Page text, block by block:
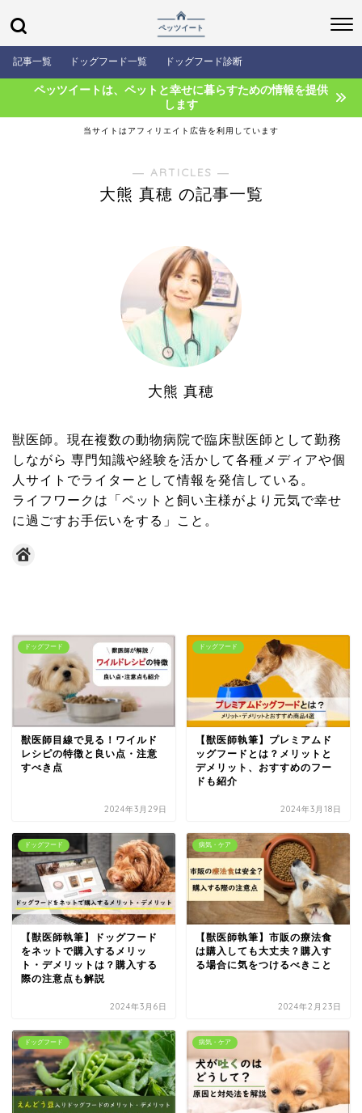
記事一覧 ドッグフード一覧 ドッグフード診断
ペッツイートは、ペットと幸せに暮らすための情報を提供
します
当サイトはアフィリエイト広告を利用しています
― ARTICLES ―
大熊 真穂 の記事一覧
大熊 真穂
獣医師。現在複数の動物病院で臨床獣医師として勤務
しながら 専門知識や経験を活かして各種メディアや個
人サイトでライターとして情報を発信している。
ライフワークは「ペットと飼い主様がより元気で幸せ
に過ごすお手伝いをする」こと。
ドッグフード
獣医師目線で見る！ワイルド
レシピの特徴と良い点・注意
すべき点
2024年3月29日
ドッグフード
【獣医師執筆】プレミアムド
ッグフードとは？メリットと
デメリット、おすすめのフー
ドも紹介
2024年3月18日
ドッグフード
【獣医師執筆】ドッグフード
をネットで購入するメリッ
ト・デメリットは？購入する
際の注意点も解説
2024年3月6日
病気・ケア
【獣医師執筆】市販の療法食
は購入しても大丈夫？購入す
る場合に気をつけるべきこと
2024年2月23日
ドッグフード 病気・ケア